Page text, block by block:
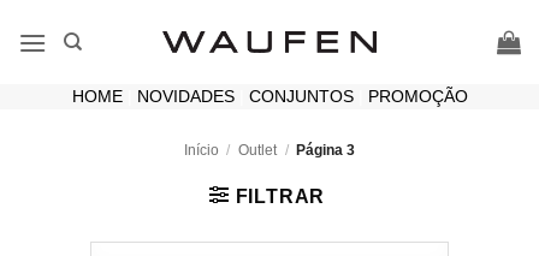
HOME| NOVIDADES| CONJUNTOS| PROMOÇÃO
Início / Outlet / Página 3
FILTRAR